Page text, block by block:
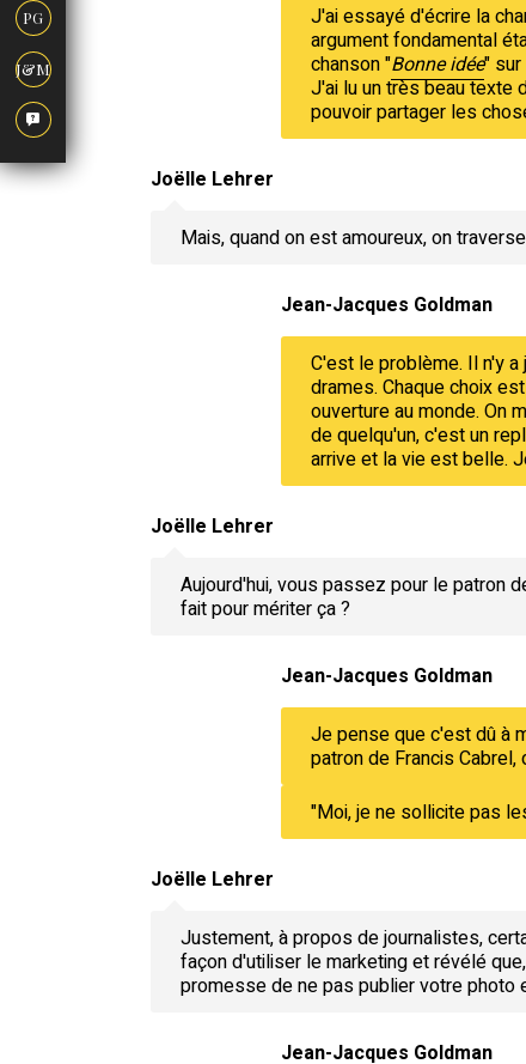
PG
J&M
J'ai essayé d'écrire la
argument fondamental
chanson "Bonne idée"
J'ai lu un très beau texte
pouvoir partager les
Joëlle Lehrer
Mais, quand on est amoureux, on
Jean-Jacques Goldman
C'est le problème. Il n'y
drames. Chaque choix
ouverture au monde. On
de quelqu'un, c'est un
arrive et la vie est belle.
Joëlle Lehrer
Aujourd'hui, vous passez pour le patron
fait pour mériter ça ?
Jean-Jacques Goldman
Je pense que c'est dû à
patron de Francis
"Moi, je ne sollicite pas
Joëlle Lehrer
Justement, à propos de journalistes,
façon d'utiliser le marketing et révélé
promesse de ne pas publier votre photo
Jean-Jacques Goldman